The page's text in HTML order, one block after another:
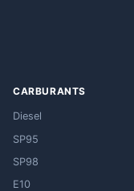
CARBURANTS
Diesel
SP95
SP98
E10